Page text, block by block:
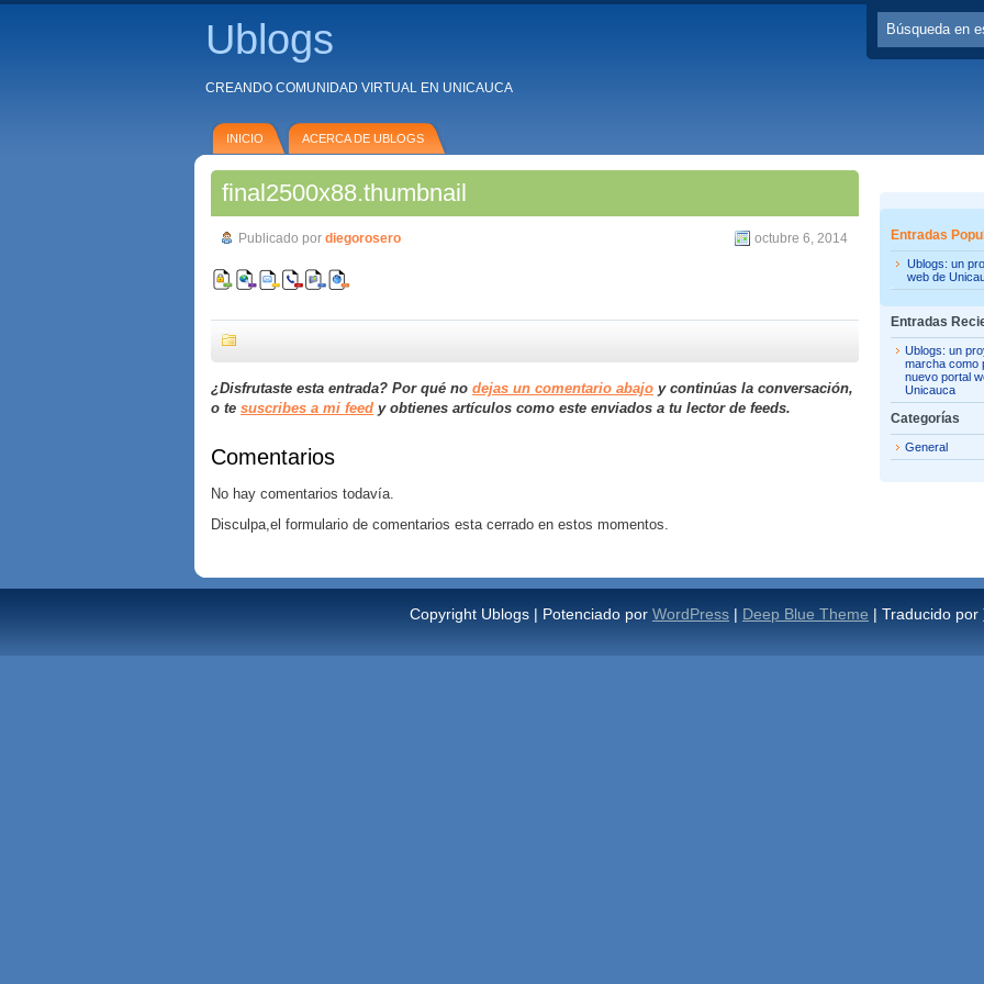
Ublogs
CREANDO COMUNIDAD VIRTUAL EN UNICAUCA
INICIO ACERCA DE UBLOGS
final2500x88.thumbnail
Publicado por diegorosero octubre 6, 2014
¿Disfrutaste esta entrada? Por qué no dejas un comentario abajo y continúas la conversación,
o te suscribes a mi feed y obtienes artículos como este enviados a tu lector de feeds.
Comentarios
No hay comentarios todavía.
Disculpa,el formulario de comentarios esta cerrado en estos momentos.
Entradas
Ublogs: un
web de
Entradas
Ublogs: un
marcha como
nuevo portal
Unicauca
Categorías
General
Copyright Ublogs | Potenciado por WordPress | Deep Blue Theme | Traducido por